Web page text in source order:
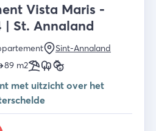
Vista Maris -
| St. Annaland
Sint-Annaland
89 m2
met uitzicht over het